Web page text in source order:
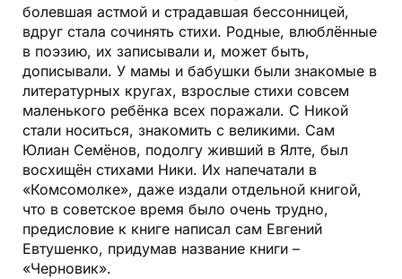
болевшая астмой и страдавшая бессонницей,
вдруг стала сочинять стихи. Родные, влюблённые
в поэзию, их записывали и, может быть,
дописывали. У мамы и бабушки были знакомые в
литературных кругах, взрослые стихи совсем
маленького ребёнка всех поражали. С Никой
стали носиться, знакомить с великими. Сам
Юлиан Семёнов, подолгу живший в Ялте, был
восхищён стихами Ники. Их напечатали в
«Комсомолке», даже издали отдельной книгой,
что в советское время было очень трудно,
предисловие к книге написал сам Евгений
Евтушенко, придумав название книги –
«Черновик».